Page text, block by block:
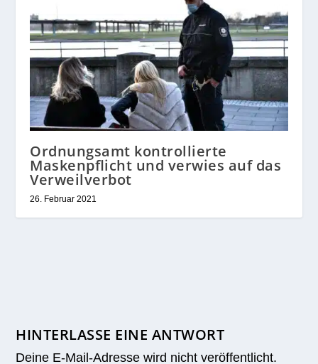
Ordnungsamt kontrollierte
Maskenpflicht und verwies auf das
Verweilverbot
26. Februar 2021
HINTERLASSE EINE ANTWORT
Deine E-Mail-Adresse wird nicht veröffentlicht.